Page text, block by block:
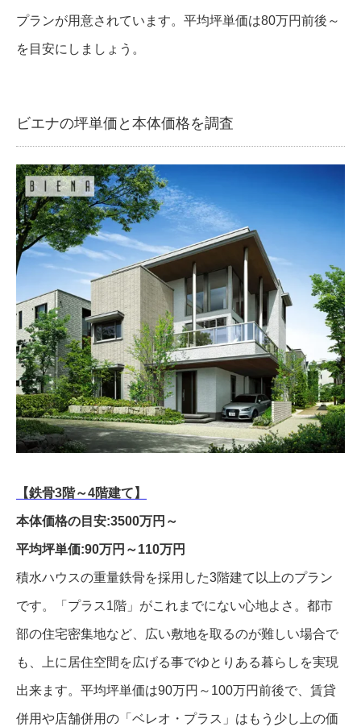
プランが用意されています。平均坪単価は80万円前後～
を目安にしましょう。
ビエナの坪単価と本体価格を調査
【鉄骨3階～4階建て】
本体価格の目安:3500万円～
平均坪単価:90万円～110万円
積水ハウスの重量鉄骨を採用した3階建て以上のプラン
です。「プラス1階」がこれまでにない心地よさ。都市
部の住宅密集地など、広い敷地を取るのが難しい場合で
も、上に居住空間を広げる事でゆとりある暮らしを実現
出来ます。平均坪単価は90万円～100万円前後で、賃貸
併用や店舗併用の「ベレオ・プラス」はもう少し上の価